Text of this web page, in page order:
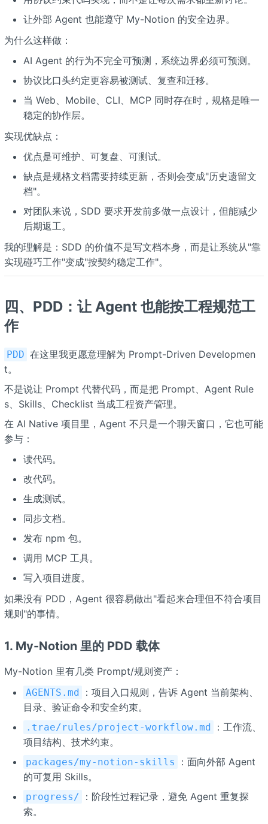
让外部 Agent 也能遵守 My-Notion 的安全边界。
为什么这样做：
AI Agent 的行为不完全可预测，系统边界必须可预测。
协议比口头约定更容易被测试、复查和迁移。
当 Web、Mobile、CLI、MCP 同时存在时，规格是唯一
稳定的协作层。
实现优缺点：
优点是可维护、可复盘、可测试。
缺点是规格文档需要持续更新，否则会变成"历史遗留文
档"。
对团队来说，SDD 要求开发前多做一点设计，但能减少
后期返工。
我的理解是：SDD 的价值不是写文档本身，而是让系统从"靠
实现碰巧工作"变成"按契约稳定工作"。
四、PDD：让 Agent 也能按工程规范工
作
PDD 在这里我更愿意理解为 Prompt-Driven Developmen
t。
不是说让 Prompt 代替代码，而是把 Prompt、Agent Rule
s、Skills、Checklist 当成工程资产管理。
在 AI Native 项目里，Agent 不只是一个聊天窗口，它也可能
参与：
读代码。
改代码。
生成测试。
同步文档。
发布 npm 包。
调用 MCP 工具。
写入项目进度。
如果没有 PDD，Agent 很容易做出"看起来合理但不符合项目
规则"的事情。
1. My-Notion 里的 PDD 载体
My-Notion 里有几类 Prompt/规则资产：
AGENTS.md
：项目入口规则，告诉 Agent 当前架构、
目录、验证命令和安全约束。
.trae/rules/project-workflow.md
：工作流、
项目结构、技术约束。
packages/my-notion-skills
：面向外部 Agent
的可复用 Skills。
progress/
：阶段性过程记录，避免 Agent 重复探
索。